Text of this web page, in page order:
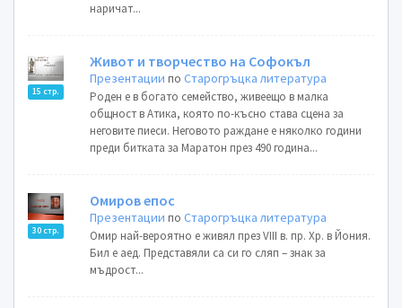
наричат...
15 стр.
Живот и творчество на Софокъл
Презентации поСтарогръцка литература
Роден е в богато семейство, живеещо в малка
общност в Атика, която по-късно става сцена за
неговите пиеси. Неговото раждане е няколко години
преди битката за Маратон през 490 година...
30 стр.
Омиров епос
Презентации поСтарогръцка литература
Омир най-вероятно е живял през VIII в. пр. Хр. в Йония.
Бил е аед. Представяли са си го сляп – знак за
мъдрост...